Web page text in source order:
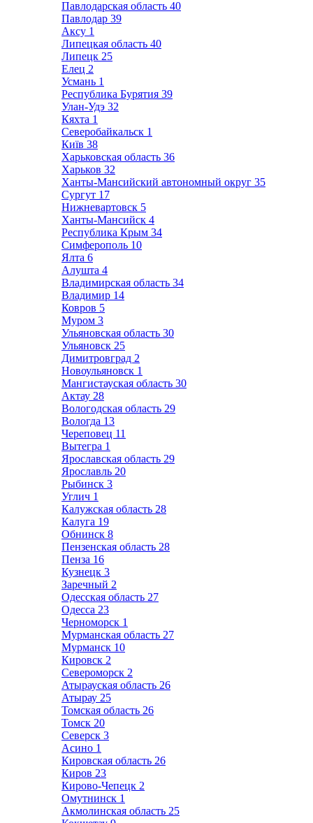
Павлодарская область 40
Павлодар 39
Аксу 1
Липецкая область 40
Липецк 25
Елец 2
Усмань 1
Республика Бурятия 39
Улан-Удэ 32
Кяхта 1
Северобайкальск 1
Київ 38
Харьковская область 36
Харьков 32
Ханты-Мансийский автономный округ 35
Сургут 17
Нижневартовск 5
Ханты-Мансийск 4
Республика Крым 34
Симферополь 10
Ялта 6
Алушта 4
Владимирская область 34
Владимир 14
Ковров 5
Муром 3
Ульяновская область 30
Ульяновск 25
Димитровград 2
Новоульяновск 1
Мангистауская область 30
Актау 28
Вологодская область 29
Вологда 13
Череповец 11
Вытегра 1
Ярославская область 29
Ярославль 20
Рыбинск 3
Углич 1
Калужская область 28
Калуга 19
Обнинск 8
Пензенская область 28
Пенза 16
Кузнецк 3
Заречный 2
Одесская область 27
Одесса 23
Черноморск 1
Мурманская область 27
Мурманск 10
Кировск 2
Североморск 2
Атырауская область 26
Атырау 25
Томская область 26
Томск 20
Северск 3
Асино 1
Кировская область 26
Киров 23
Кирово-Чепецк 2
Омутнинск 1
Акмолинская область 25